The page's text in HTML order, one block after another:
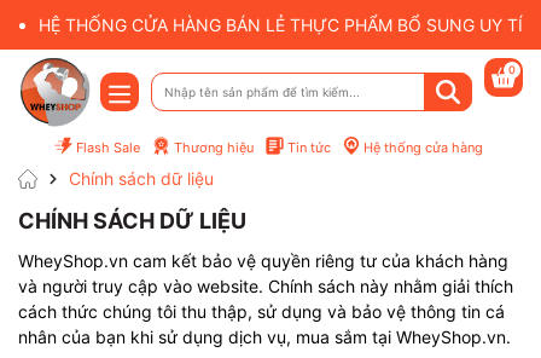
HỆ THỐNG CỬA HÀNG BÁN LẺ THỰC PHẨM BỔ SUNG UY
Flash Sale Thương hiệu Tin tức Hệ thống cửa hàng
0
Chính sách dữ liệu
CHÍNH SÁCH DỮ LIỆU
WheyShop.vn cam kết bảo vệ quyền riêng tư của khách hàng
và người truy cập vào website. Chính sách này nhằm giải thích
cách thức chúng tôi thu thập, sử dụng và bảo vệ thông tin cá
nhân của bạn khi sử dụng dịch vụ, mua sắm tại WheyShop.vn.